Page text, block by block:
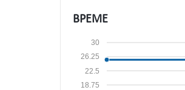
ВРЕМЕ
18.75
22.5
26.25
30